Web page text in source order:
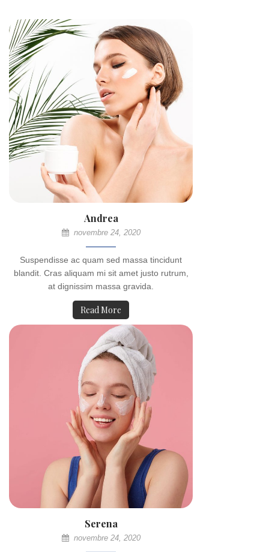
Andrea
novembre 24, 2020
Suspendisse ac quam sed massa tincidunt
blandit. Cras aliquam mi sit amet justo rutrum,
at dignissim massa gravida.
Read More
Serena
novembre 24, 2020